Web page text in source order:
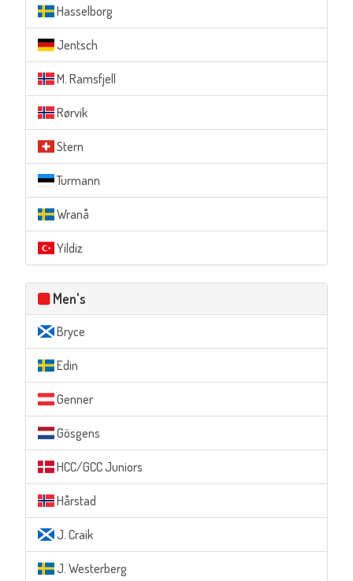
Hasselborg
Jentsch
M. Ramsfjell
Rørvik
Stern
Turmann
Wranå
Yildiz
Men's
Bryce
Edin
Genner
Gösgens
HCC/GCC Juniors
Hårstad
J. Craik
J. Westerberg